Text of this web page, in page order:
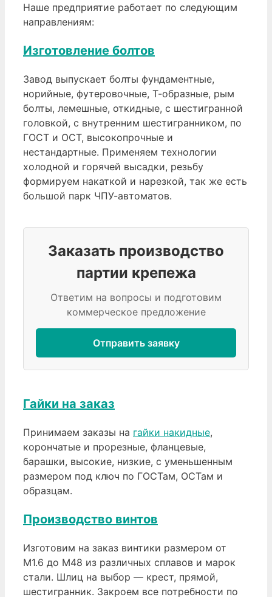
Наше предприятие работает по следующим
направлениям:
Изготовление болтов
Завод выпускает болты фундаментные,
норийные, футеровочные, Т-образные, рым
болты, лемешные, откидные, с шестигранной
головкой, с внутренним шестигранником, по
ГОСТ и ОСТ, высокопрочные и
нестандартные. Применяем технологии
холодной и горячей высадки, резьбу
формируем накаткой и нарезкой, так же есть
большой парк ЧПУ-автоматов.
Заказать производство
партии крепежа
Ответим на вопросы и подготовим
коммерческое предложение
Отправить заявку
Гайки на заказ
Принимаем заказы на гайки накидные,
корончатые и прорезные, фланцевые,
барашки, высокие, низкие, с уменьшенным
размером под ключ по ГОСТам, ОСТам и
образцам.
Производство винтов
Изготовим на заказ винтики размером от
М1.6 до М48 из различных сплавов и марок
стали. Шлиц на выбор — крест, прямой,
шестигранник. Закроем все потребности по